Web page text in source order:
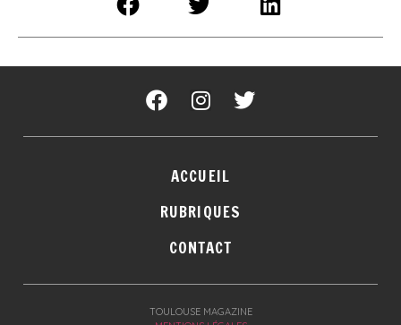
ACCUEIL
RUBRIQUES
CONTACT
TOULOUSE MAGAZINE